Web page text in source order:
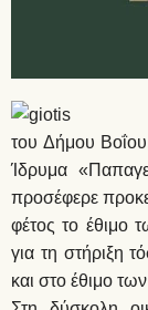
του Δήμου
Ίδρυμα
προσέφερε
φέτος το έθιμο
για τη στήριξη
και στο έθιμο